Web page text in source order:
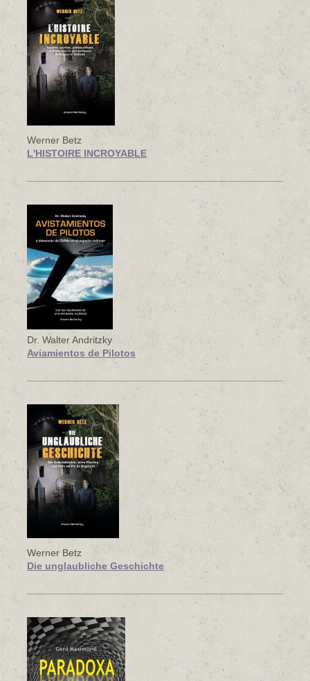
Werner Betz
L'HISTOIRE INCROYABLE
Dr. Walter Andritzky
Aviamientos de Pilotos
Werner Betz
Die unglaubliche Geschichte